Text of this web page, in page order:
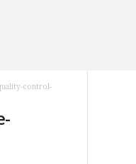
control-